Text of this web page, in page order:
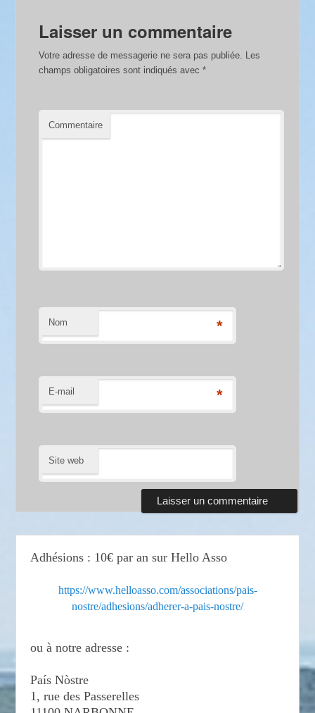
Laisser un commentaire
Votre adresse de messagerie ne sera pas publiée.
Les
champs obligatoires sont indiqués avec*
Commentaire
Nom *
E-mail *
Site web
Adhésions : 10€ par an sur Hello Asso
https://www.helloasso.com/associations/pais-
nostre/adhesions/adherer-a-pais-nostre/
ou à notre adresse :
País Nòstre
1, rue des Passerelles